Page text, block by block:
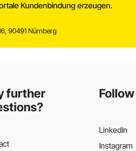
Kundenbindung erzeugen.
90491 Nürnberg
further
LinkedIn
Instagram